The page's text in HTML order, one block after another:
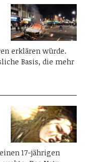
erklären würde.
Basis, die mehr
17-jährigen